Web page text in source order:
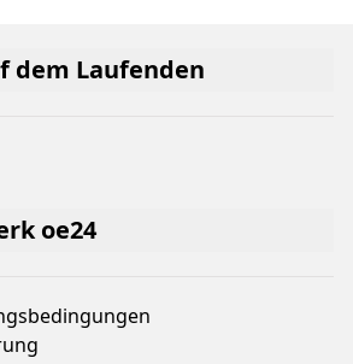
oe24
dem Laufenden